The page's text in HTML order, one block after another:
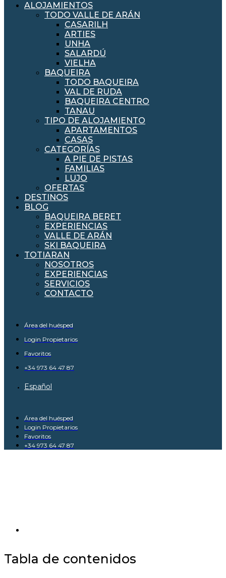
ALOJAMIENTOS
TODO VALLE DE ARÁN
CASARILH
ARTIES
UNHA
SALARDÚ
VIELHA
BAQUEIRA
TODO BAQUEIRA
VAL DE RUDA
BAQUEIRA CENTRO
TANAU
TIPO DE ALOJAMIENTO
APARTAMENTOS
CASAS
CATEGORÍAS
A PIE DE PISTAS
FAMILIAS
LUJO
OFERTAS
DESTINOS
BLOG
BAQUEIRA BERET
EXPERIENCIAS
VALLE DE ARÁN
SKI BAQUEIRA
TOTIARAN
NOSOTROS
EXPERIENCIAS
SERVICIOS
CONTACTO
Área del huésped
Login Propietarios
Favoritos
+34 973 64 47 87
Español
Área del huésped
Login Propietarios
Favoritos
+34 973 64 47 87
Tabla de contenidos